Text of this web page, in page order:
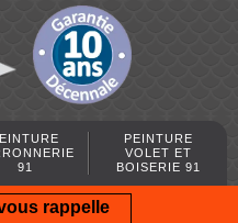
91
PEINTURE
VOLET ET
BOISERIE 91
rappelle